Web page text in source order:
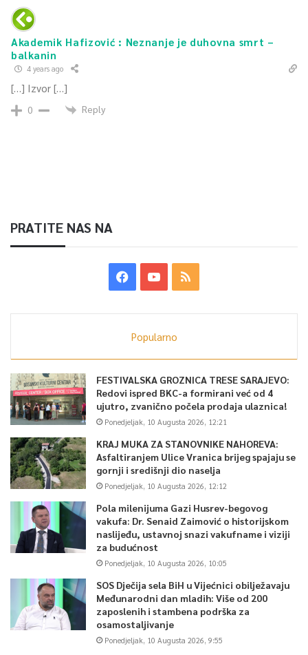
Akademik Hafizović : Neznanje je duhovna smrt –
balkanin
4 years ago
[…] Izvor […]
0 Reply
PRATITE NAS NA
Popularno
FESTIVALSKA GROZNICA TRESE SARAJEVO:
Redovi ispred BKC-a formirani već od 4
ujutro, zvanično počela prodaja ulaznica!
Ponedjeljak, 10 Augusta 2026, 12:21
KRAJ MUKA ZA STANOVNIKE NAHOREVA:
Asfaltiranjem Ulice Vranica brijeg spajaju se
gornji i središnji dio naselja
Ponedjeljak, 10 Augusta 2026, 12:12
Pola milenijuma Gazi Husrev-begovog
vakufa: Dr. Senaid Zaimović o historijskom
naslijeđu, ustavnoj snazi vakufname i viziji
za budućnost
Ponedjeljak, 10 Augusta 2026, 10:05
SOS Dječija sela BiH u Vijećnici obilježavaju
Međunarodni dan mladih: Više od 200
zaposlenih i stambena podrška za
osamostaljivanje
Ponedjeljak, 10 Augusta 2026, 9:55